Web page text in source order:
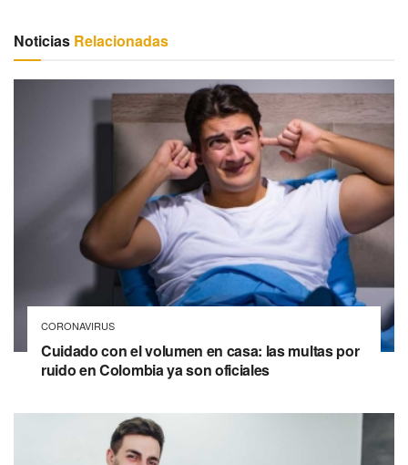
Noticias Relacionadas
CORONAVIRUS
Cuidado con el volumen en casa: las multas por
ruido en Colombia ya son oficiales